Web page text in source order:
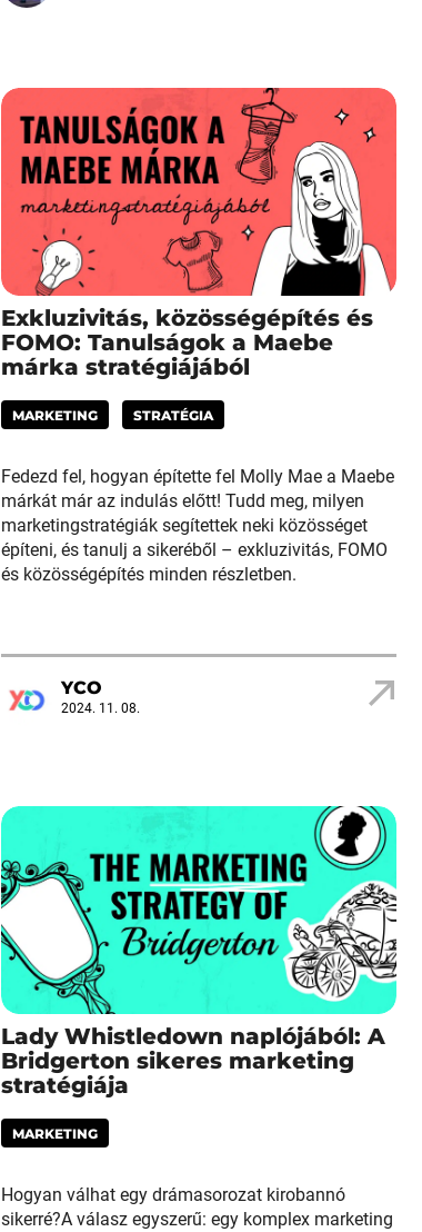
Exkluzivitás, közösségépítés és
FOMO: Tanulságok a Maebe
márka stratégiájából
MARKETING STRATÉGIA
Fedezd fel, hogyan építette fel Molly Mae a Maebe
márkát már az indulás előtt! Tudd meg, milyen
marketingstratégiák segítettek neki közösséget
építeni, és tanulj a sikeréből – exkluzivitás, FOMO
és közösségépítés minden részletben.
YCO
2024. 11. 08.
Lady Whistledown naplójából: A
Bridgerton sikeres marketing
stratégiája
MARKETING
Hogyan válhat egy drámasorozat kirobannó
sikerré?A válasz egyszerű: egy komplex marketing